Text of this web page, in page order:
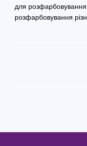
для розфарбовування
розфарбовування